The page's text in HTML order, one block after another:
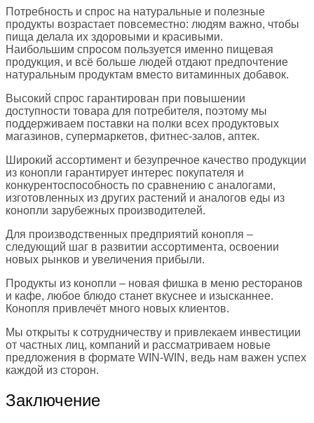
Потребность и спрос на натуральные и полезные
продукты возрастает повсеместно: людям важно, чтобы
пища делала их здоровыми и красивыми.
Наибольшим спросом пользуется именно пищевая
продукция, и всё больше людей отдают предпочтение
натуральным продуктам вместо витаминных добавок.
Высокий спрос гарантирован при повышении
доступности товара для потребителя, поэтому мы
поддерживаем поставки на полки всех продуктовых
магазинов, супермаркетов, фитнес-залов, аптек.
Широкий ассортимент и безупречное качество продукции
из конопли гарантирует интерес покупателя и
конкурентоспособность по сравнению с аналогами,
изготовленных из других растений и аналогов еды из
конопли зарубежных производителей.
Для производственных предприятий конопля –
следующий шаг в развитии ассортимента, освоении
новых рынков и увеличения прибыли.
Продукты из конопли – новая фишка в меню ресторанов
и кафе, любое блюдо станет вкуснее и изысканнее.
Конопля привлечёт много новых клиентов.
Мы открыты к сотрудничеству и привлекаем инвестиции
от частных лиц, компаний и рассматриваем новые
предложения в формате WIN-WIN, ведь нам важен успех
каждой из сторон.
Заключение